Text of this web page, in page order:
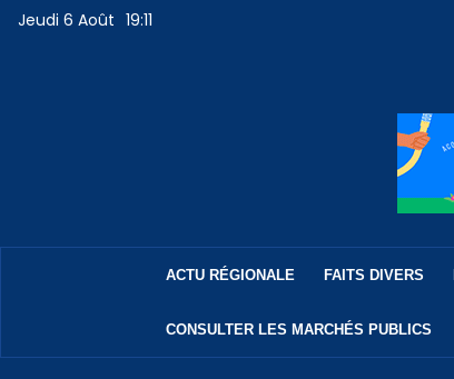
Jeudi 6 Août 19:11
ACTU RÉGIONALE FAITS DIVERS
CONSULTER LES MARCHÉS PUBLICS